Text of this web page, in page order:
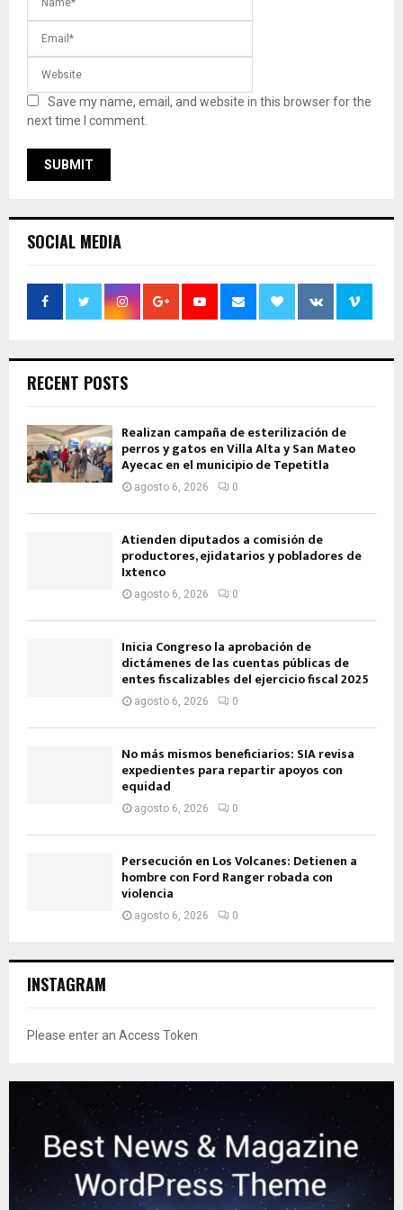
Save my name, email, and website in this browser for the
next time I comment.
SOCIAL MEDIA
RECENT POSTS
Realizan campaña de esterilización de
perros y gatos en Villa Alta y San Mateo
Ayecac en el municipio de Tepetitla
agosto 6, 2026 0
Atienden diputados a comisión de
productores, ejidatarios y pobladores de
Ixtenco
agosto 6, 2026 0
Inicia Congreso la aprobación de
dictámenes de las cuentas públicas de
entes fiscalizables del ejercicio fiscal 2025
agosto 6, 2026 0
No más mismos beneficiarios: SIA revisa
expedientes para repartir apoyos con
equidad
agosto 6, 2026 0
Persecución en Los Volcanes: Detienen a
hombre con Ford Ranger robada con
violencia
agosto 6, 2026 0
INSTAGRAM
Please enter an Access Token